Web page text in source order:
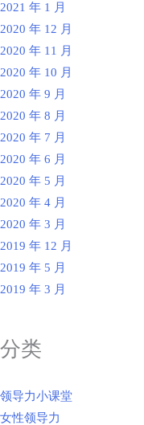
2021 年 1 月
2020 年 12 月
2020 年 11 月
2020 年 10 月
2020 年 9 月
2020 年 8 月
2020 年 7 月
2020 年 6 月
2020 年 5 月
2020 年 4 月
2020 年 3 月
2019 年 12 月
2019 年 5 月
2019 年 3 月
分类
领导力小课堂
女性领导力